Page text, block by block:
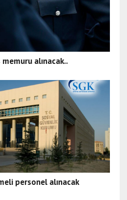
alınacak..
personel alınacak